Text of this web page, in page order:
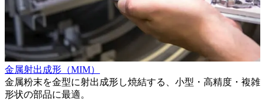
金属射出成形（MIM）
金属粉末を金型に射出成形し焼結する、小型・高精度・複雑
形状の部品に最適。